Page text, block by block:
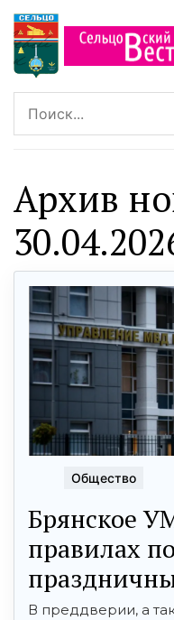
Архив
Общество
Брянское
правилах
В преддверии, а